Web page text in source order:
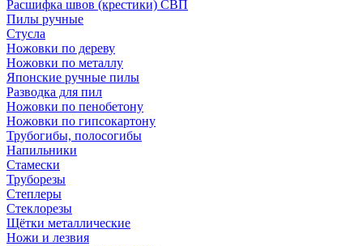
Расшифка швов (крестики) СВП
Пилы ручные
Стусла
Ножовки по дереву
Ножовки по металлу
Японские ручные пилы
Разводка для пил
Ножовки по пенобетону
Ножовки по гипсокартону
Трубогибы, полосогибы
Напильники
Стамески
Труборезы
Степлеры
Стеклорезы
Щётки металлические
Ножи и лезвия